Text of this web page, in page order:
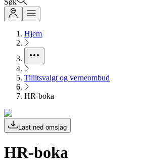
Søk
Hjem
Tillitsvalgt og verneombud
HR-boka
Last ned omslag
HR-boka